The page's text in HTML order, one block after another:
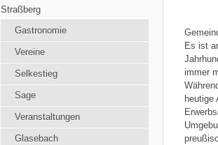
Straßberg
Gastronomie
Vereine
Selkestieg
Sage
Veranstaltungen
Glasebach
Es ist
immer
heutige